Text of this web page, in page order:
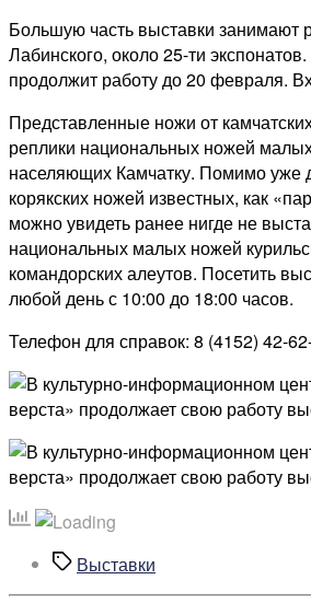
Большую часть выставки занимают
Лабинского, около 25-ти
продолжит работу до 20 февраля.
Представленные ножи от
реплики национальных ножей
населяющих Камчатку. Помимо уже
корякских ножей известных, как
можно увидеть ранее нигде не
национальных малых ножей
командорских алеутов. Посетить
любой день с 10:00 до 18:00 часов.
Телефон для справок: 8 (4152) 42-
МеткиВыставки